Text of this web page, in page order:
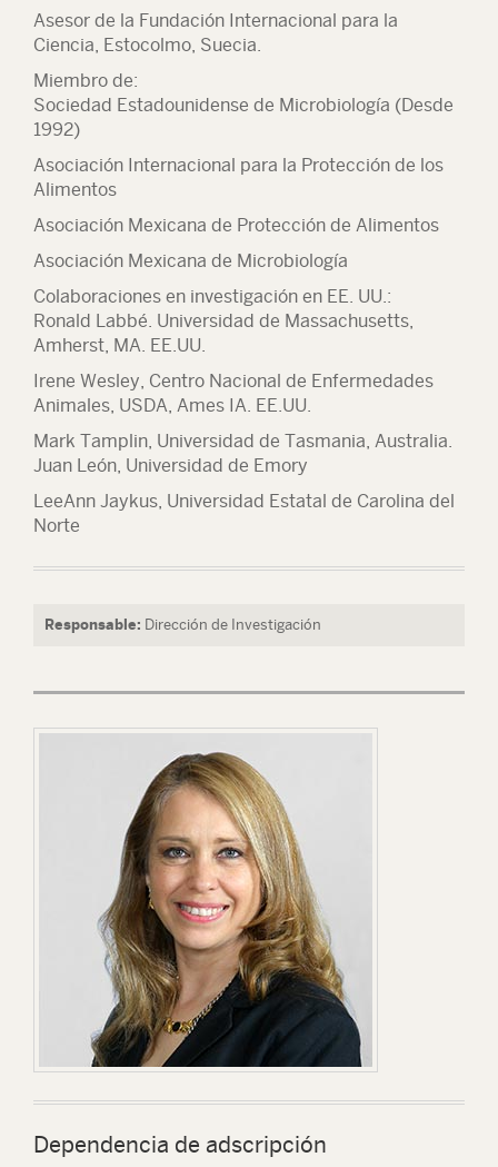
Asesor de la Fundación Internacional para la
Ciencia, Estocolmo, Suecia.
Miembro de:
Sociedad Estadounidense de Microbiología (Desde
1992)
Asociación Internacional para la Protección de los
Alimentos
Asociación Mexicana de Protección de Alimentos
Asociación Mexicana de Microbiología
Colaboraciones en investigación en EE. UU.:
Ronald Labbé. Universidad de Massachusetts,
Amherst, MA. EE.UU.
Irene Wesley, Centro Nacional de Enfermedades
Animales, USDA, Ames IA. EE.UU.
Mark Tamplin, Universidad de Tasmania, Australia.
Juan León, Universidad de Emory
LeeAnn Jaykus, Universidad Estatal de Carolina del
Norte
Responsable: Dirección de Investigación
Dependencia de adscripción